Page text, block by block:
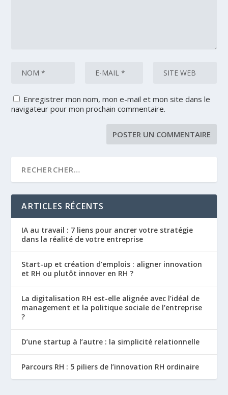
Enregistrer mon nom, mon e-mail et mon site dans le
navigateur pour mon prochain commentaire.
ARTICLES RÉCENTS
IA au travail : 7 liens pour ancrer votre stratégie
dans la réalité de votre entreprise
Start-up et création d’emplois : aligner innovation
et RH ou plutôt innover en RH ?
La digitalisation RH est-elle alignée avec l’idéal de
management et la politique sociale de l’entreprise
?
D’une startup à l’autre : la simplicité relationnelle
Parcours RH : 5 piliers de l’innovation RH ordinaire